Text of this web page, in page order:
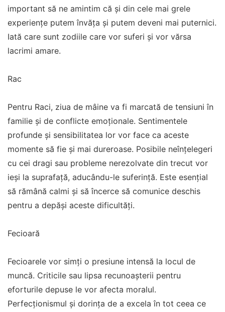
important să ne amintim că și din cele mai grele
experiențe putem învăța și putem deveni mai puternici.
Iată care sunt zodiile care vor suferi și vor vărsa
lacrimi amare.
Rac
Pentru Raci, ziua de mâine va fi marcată de tensiuni în
familie și de conflicte emoționale. Sentimentele
profunde și sensibilitatea lor vor face ca aceste
momente să fie și mai dureroase. Posibile neînțelegeri
cu cei dragi sau probleme nerezolvate din trecut vor
ieși la suprafață, aducându-le suferință. Este esențial
să rămână calmi și să încerce să comunice deschis
pentru a depăși aceste dificultăți.
Fecioară
Fecioarele vor simți o presiune intensă la locul de
muncă. Criticile sau lipsa recunoașterii pentru
eforturile depuse le vor afecta moralul.
Perfecționismul și dorința de a excela în tot ceea ce